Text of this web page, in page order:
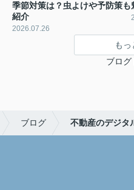
季節対策は？虫よけや予防策も
紹介
2026.07.26
もっ
ブログ
ブログ 不動産のデジタ